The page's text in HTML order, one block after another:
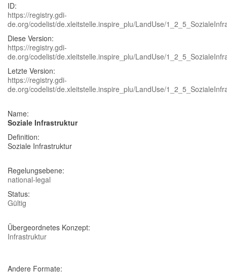
ID:
https://registry.gdi-
de.org/codelist/de.xleitstelle.inspire_plu/LandUse/
Diese Version:
https://registry.gdi-
de.org/codelist/de.xleitstelle.inspire_plu/LandUse/
Letzte Version:
https://registry.gdi-
de.org/codelist/de.xleitstelle.inspire_plu/LandUse/
Name:
Soziale Infrastruktur
Definition:
Soziale Infrastruktur
Regelungsebene:
national-legal
Status:
Gültig
Übergeordnetes Konzept:
Infrastruktur
Andere Formate: